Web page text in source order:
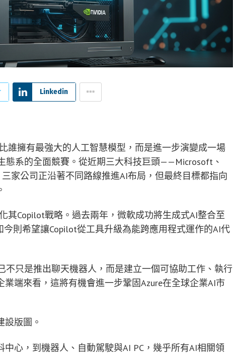
Linkedin
誰擁有最強大的人工智慧模型，而是進一步演變成一場
態系的全面競賽。從近期三大科技巨頭——Microsoft、
家公司正沿著不同路線推進AI布局，但最終目標都指向
其Copilot戰略。過去兩年，微軟成功將生成式AI整合至
今則希望讓Copilot從工具升級為能跨應用程式運作的AI代
不只是推出聊天機器人，而是建立一個可協助工作、執行
端來看，這將有機會進一步鞏固Azure在全球企業AI市
設版圖。
心，到機器人、自動駕駛與AI PC，幾乎所有AI相關領